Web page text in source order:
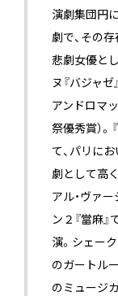
演劇集団円
劇で、その
悲劇女優と
ヌ『バジャ
アンドロマ
祭優秀賞）。
て、パリに
劇として高
アル・ヴァ
ン２『當麻
演。シェーク
のガートル
のミュージ